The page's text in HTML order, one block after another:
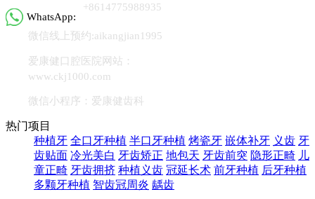
WhatsApp:
+8614775988935
微信线上预约:aikangjian1995
爱康健口腔医院网站：
www.ckj1000.com
微信小程序：爱康健齿科
热门项目
种植牙 全口牙种植 半口牙种植 烤瓷牙 嵌体补牙 义齿 牙
齿贴面 冷光美白 牙齿矫正 地包天 牙齿前突 隐形正畸 儿
童正畸 牙齿拥挤 种植义齿 冠延长术 前牙种植 后牙种植
多颗牙种植 智齿冠周炎 龋齿